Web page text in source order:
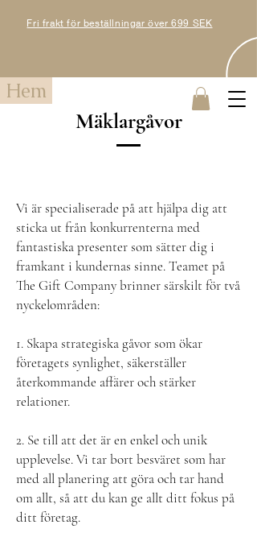
Fri frakt för beställningar över 699 SEK
Hem
Mäklargåvor
Vi är specialiserade på att hjälpa dig att
sticka ut från konkurrenterna med
fantastiska presenter som sätter dig i
framkant i kundernas sinne. Teamet på
The Gift Company brinner särskilt för två
nyckelområden:
1. Skapa strategiska gåvor som ökar
företagets synlighet, säkerställer
återkommande affärer och stärker
relationer.
2. Se till att det är en enkel och unik
upplevelse. Vi tar bort besväret som har
med all planering att göra och tar hand
om allt, så att du kan ge allt ditt fokus på
ditt företag.